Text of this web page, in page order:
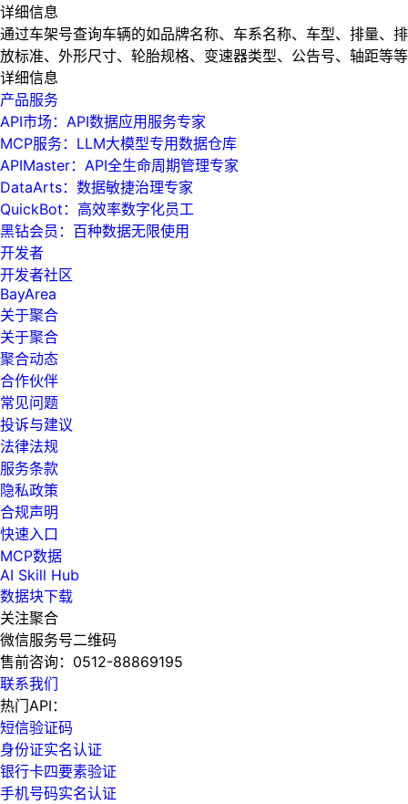
详细信息
通过车架号查询车辆的如品牌名称、车系名称、车型、排量、排
放标准、外形尺寸、轮胎规格、变速器类型、公告号、轴距等等
详细信息
产品服务
API市场：API数据应用服务专家
MCP服务：LLM大模型专用数据仓库
APIMaster：API全生命周期管理专家
DataArts：数据敏捷治理专家
QuickBot：高效率数字化员工
黑钻会员：百种数据无限使用
开发者
开发者社区
BayArea
关于聚合
关于聚合
聚合动态
合作伙伴
常见问题
投诉与建议
法律法规
服务条款
隐私政策
合规声明
快速入口
MCP数据
AI Skill Hub
数据块下载
关注聚合
微信服务号二维码
售前咨询： 0512-88869195
联系我们
热门API：
短信验证码
身份证实名认证
银行卡四要素验证
手机号码实名认证